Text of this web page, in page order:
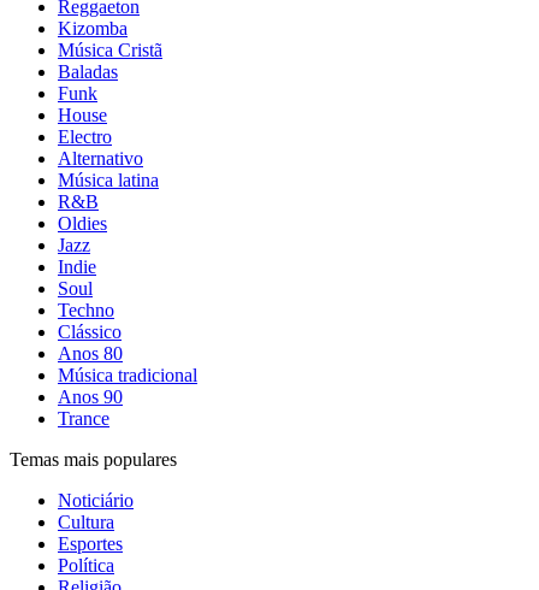
Reggaeton
Kizomba
Música Cristã
Baladas
Funk
House
Electro
Alternativo
Música latina
R&B
Oldies
Jazz
Indie
Soul
Techno
Clássico
Anos 80
Música tradicional
Anos 90
Trance
Temas mais populares
Noticiário
Cultura
Esportes
Política